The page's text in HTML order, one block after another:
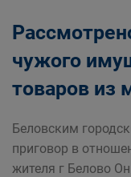
чужого
товаров из
Беловским
приговор в
жителя г Белово